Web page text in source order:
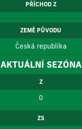
PŘÍCHOD Z
ZEMĚ PŮVODU
Česká republika
AKTUÁLNÍ SEZÓNA
Z
0
ZS